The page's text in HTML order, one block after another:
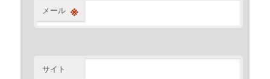
メール ※
サイト